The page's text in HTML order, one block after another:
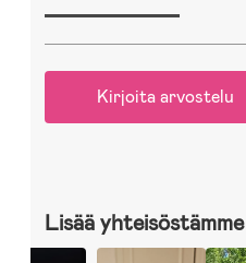
Kirjoita arvostelu
Lisää yhteisöstämme